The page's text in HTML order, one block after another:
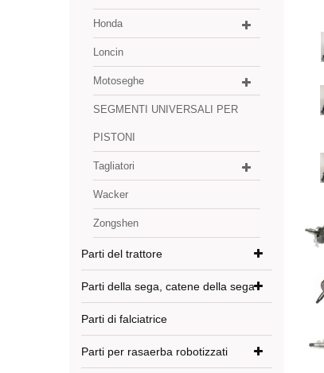
Honda
Loncin
Motoseghe
SEGMENTI UNIVERSALI PER
PISTONI
Tagliatori
Wacker
Zongshen
Parti del trattore
Parti della sega, catene della sega
Parti di falciatrice
Parti per rasaerba robotizzati